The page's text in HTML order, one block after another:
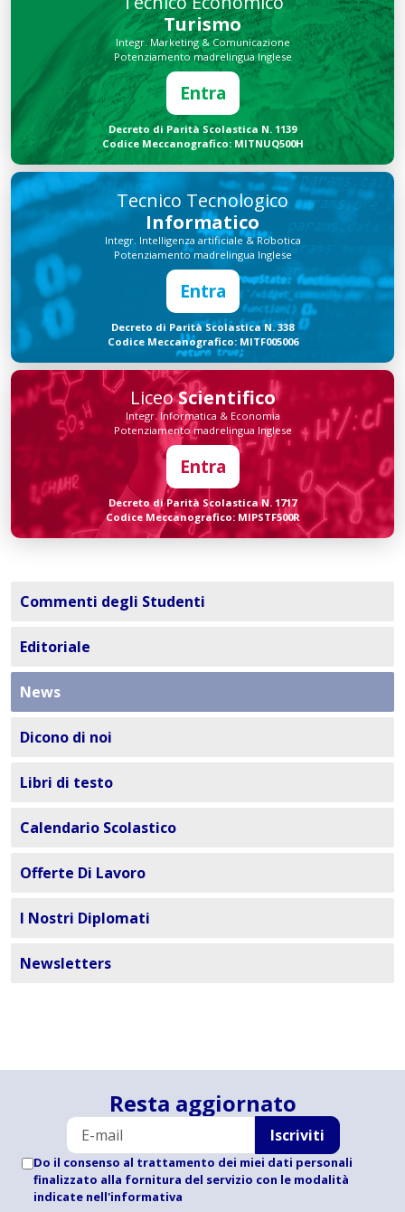
Turismo
Integr. Marketing & Comunicazione
Potenziamento madrelingua Inglese
Entra
Decreto di Parità Scolastica N. 1139
Codice Meccanografico: MITNUQ500H
Tecnico Tecnologico
Informatico
Integr. Intelligenza artificiale & Robotica
Potenziamento madrelingua Inglese
Entra
Decreto di Parità Scolastica N. 338
Codice Meccanografico: MITF005006
LiceoScientifico
Integr. Informatica & Economia
Potenziamento madrelingua Inglese
Entra
Decreto di Parità Scolastica N. 1717
Codice Meccanografico: MIPSTF500R
Commenti degli Studenti
Editoriale
News
Dicono di noi
Libri di testo
Calendario Scolastico
Offerte Di Lavoro
I Nostri Diplomati
Newsletters
Resta aggiornato
Iscriviti
Do il consenso al trattamento dei miei dati personali
finalizzato alla fornitura del servizio con le modalità
indicate nell'informativa